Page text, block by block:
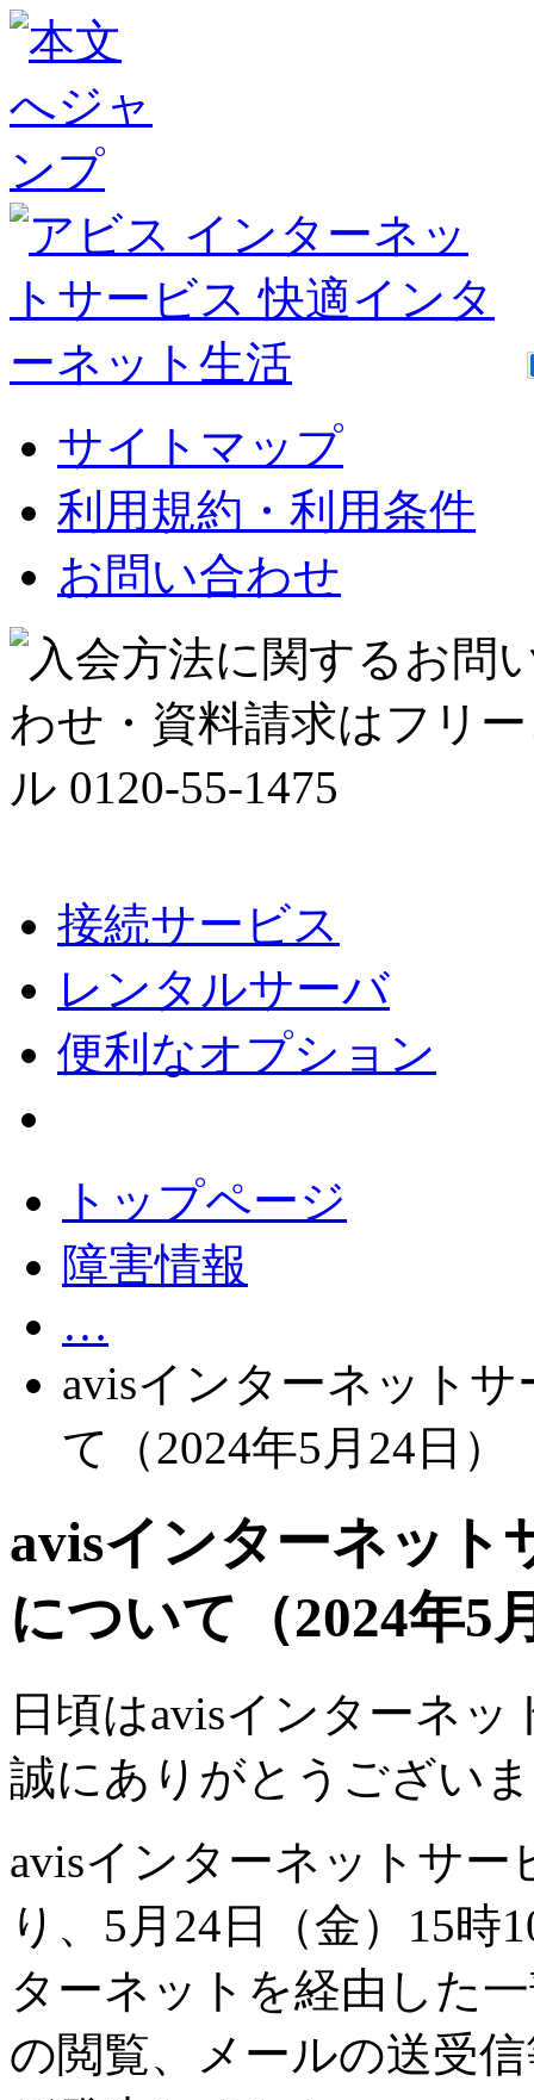
サイトマップ
利用規約・利用条件
お問い合わせ
接続サービス
レンタルサーバ
便利なオプション
トップページ
障害情報
…
avisインターネット
て（2024年5月24日）
avisインターネット
について（2024年5
日頃はavisインターネ
誠にありがとうござい
avisインターネットサ
り、5月24日（金）15
ターネットを経由した
の閲覧、メールの送受